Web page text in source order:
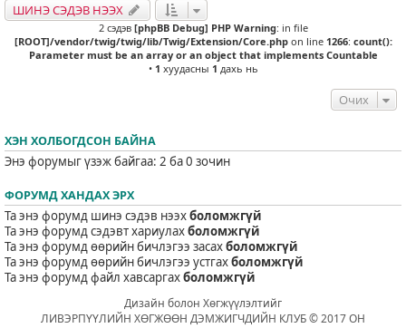
ШИНЭ СЭДЭВ НЭЭХ
2 сэдэв [phpBB Debug] PHP Warning: in file
[ROOT]/vendor/twig/twig/lib/Twig/Extension/Core.phpon line 1266: count():
Parameter must be an array or an object that implements Countable
• 1 хуудасны 1 дахь нь
Очих
ХЭН ХОЛБОГДСОН БАЙНА
Энэ форумыг үзэж байгаа: 2 ба 0 зочин
ФОРУМД ХАНДАХ ЭРХ
Та энэ форумд шинэ сэдэв нээхболомжгүй
Та энэ форумд сэдэвт хариулахболомжгүй
Та энэ форумд өөрийн бичлэгээ засахболомжгүй
Та энэ форумд өөрийн бичлэгээ устгахболомжгүй
Та энэ форумд файл хавсаргахболомжгүй
Дизайн болон Хөгжүүлэлтийг
ЛИВЭРПҮҮЛИЙН ХӨГЖӨӨН ДЭМЖИГЧДИЙН КЛУБ © 2017 ОН